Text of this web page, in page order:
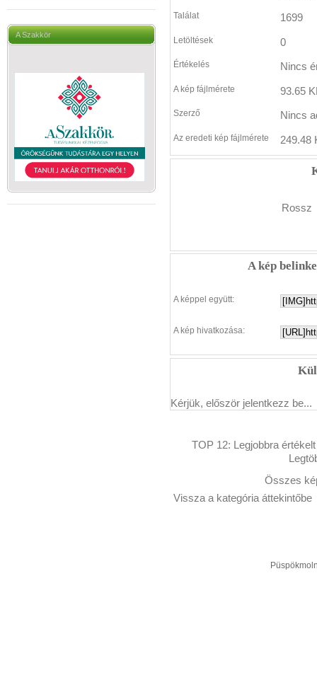
A Szakkör
Találat 1699
Letöltések 0
Értékelés Nincs
A kép fájlmérete 93.65
Szerző Nincs
Az eredeti kép fájlmérete 249.48
Rossz
A kép
A képpel együtt:
A kép hivatkozása:
Kérjük, először jelentkezz be...
TOP 12: Legjobbra értékelt
Összes
Vissza a kategória áttekintőbe